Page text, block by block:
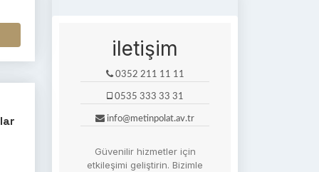
iletişim
0352 211 11 11
0535 333 33 31
info@metinpolat.av.tr
Güvenilir hizmetler için
etkileşimi geliştirin. Bizimle